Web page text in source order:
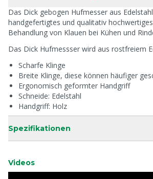
Das Dick gebogen Hufmesser aus
handgefertigtes und qualitativ
Behandlung von Klauen bei Kühen und
Das Dick Hufmessser wird aus rostfreiem
Scharfe Klinge
Breite Klinge, diese können häufiger
Ergonomisch geformter Handgriff
Schneide: Edelstahl
Handgriff: Holz
Spezifikationen
Videos